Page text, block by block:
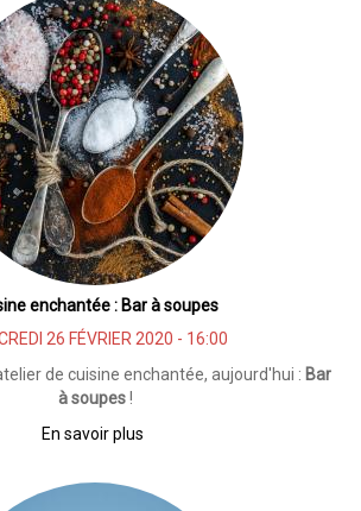
artistique
!
enchantée : Bar à soupes
26 FÉVRIER 2020 - 16:00
de cuisine enchantée, aujourd'hui : Bar
à soupes!
En savoir plus